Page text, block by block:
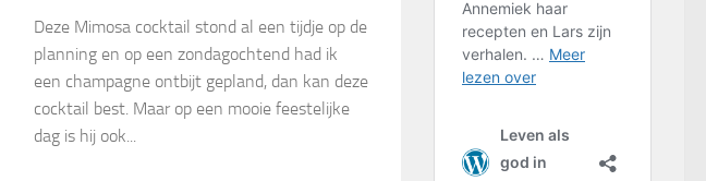
Deze Mimosa cocktail stond al een tijdje op de
planning en op een zondagochtend had ik
een champagne ontbijt gepland, dan kan deze
cocktail best. Maar op een mooie feestelijke
dag is hij ook...